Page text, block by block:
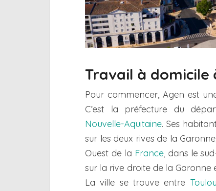
Travail à domicile
Pour commencer, Agen est
C’est la préfecture du
Nouvelle-Aquitaine. Ses
sur les deux rives de la
Ouest de la France, dans le
sur la rive droite de la
La ville se trouve entre